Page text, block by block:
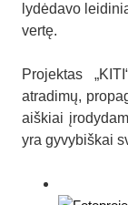
lydėdavo
vertę.
Projektas
atradimų,
aiškiai
yra gyvybiškai